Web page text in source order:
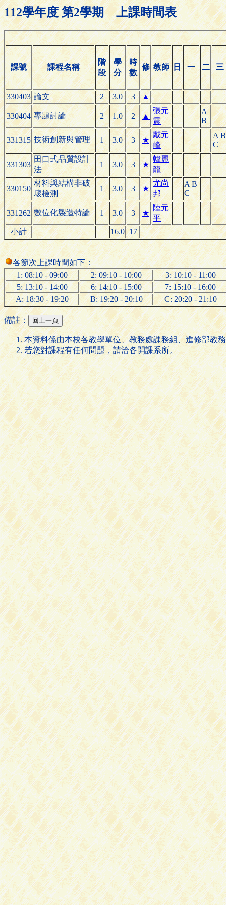
112學年度 第2學期 上課時間表
課號 課程名稱
階
段
學
分
時
數
修 教師 日 一 二 三
330403 論文 2 3.0 3 ▲
330404 專題討論 2 1.0 2 ▲
張元
震
A
B
331315 技術創新與管理 1 3.0 3 ★
戴元
峰
A B
C
331303
田口式品質設計
法
1 3.0 3 ★
韓麗
龍
330150
材料與結構非破
壞檢測
1 3.0 3 ★
尤尚
邦
A B
C
331262 數位化製造特論 1 3.0 3 ★
陸元
平
小計
16.0 17
各節次上課時間如下：
1: 08:10 - 09:00
2: 09:10 - 10:00
3: 10:10 - 11:00
5: 13:10 - 14:00
6: 14:10 - 15:00
7: 15:10 - 16:00
A: 18:30 - 19:20
B: 19:20 - 20:10 C: 20:20 - 21:10
備註：
本資料係由本校各教學單位、教務處課務組、進修部教
若您對課程有任何問題，請洽各開課系所。